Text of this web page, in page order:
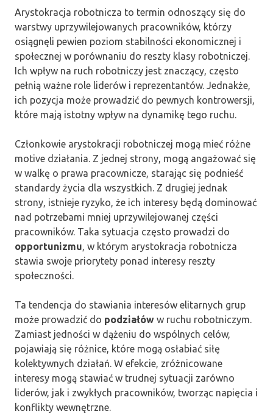
Arystokracja robotnicza to termin odnoszący się do
warstwy uprzywilejowanych pracowników, którzy
osiągnęli pewien poziom stabilności ekonomicznej i
społecznej w porównaniu do reszty klasy robotniczej.
Ich wpływ na ruch robotniczy jest znaczący, często
pełnią ważne role liderów i reprezentantów. Jednakże,
ich pozycja może prowadzić do pewnych kontrowersji,
które mają istotny wpływ na dynamikę tego ruchu.
Członkowie arystokracji robotniczej mogą mieć różne
motive działania. Z jednej strony, mogą angażować się
w walkę o prawa pracownicze, starając się podnieść
standardy życia dla wszystkich. Z drugiej jednak
strony, istnieje ryzyko, że ich interesy będą dominować
nad potrzebami mniej uprzywilejowanej części
pracowników. Taka sytuacja często prowadzi do
opportunizmu, w którym arystokracja robotnicza
stawia swoje priorytety ponad interesy reszty
społeczności.
Ta tendencja do stawiania interesów elitarnych grup
może prowadzić do podziałów w ruchu robotniczym.
Zamiast jedności w dążeniu do wspólnych celów,
pojawiają się różnice, które mogą osłabiać siłę
kolektywnych działań. W efekcie, zróżnicowane
interesy mogą stawiać w trudnej sytuacji zarówno
liderów, jak i zwykłych pracowników, tworząc napięcia i
konflikty wewnętrzne.